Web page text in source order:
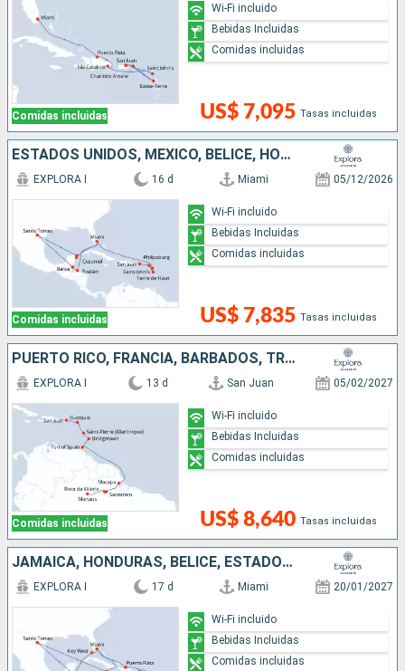
Comidas incluidas US$ 7,095 Tasas incluidas
Wi-Fi incluido
Bebidas Incluidas
Comidas incluidas
ESTADOS UNIDOS, MÉXICO, BELICE, HONDURAS, ANTIGUA Y BARBUDA, SAN MARTÍN, PUERTO RICO
Comidas incluidas
EXPLORA I 16 d Miami 05/12/2026
US$ 7,835 Tasas incluidas
Wi-Fi incluido
Bebidas Incluidas
Comidas incluidas
PUERTO RICO, FRANCIA, BARBADOS, TRINIDAD Y TOBAGO, BRASIL
Comidas incluidas
EXPLORA I 13 d San Juan 05/02/2027
US$ 8,640 Tasas incluidas
Wi-Fi incluido
Bebidas Incluidas
Comidas incluidas
JAMAICA, HONDURAS, BELICE, ESTADOS UNIDOS, REPÚBLICA DOMINICANA, SAN MARTÍN, PUERTO RICO
EXPLORA I 17 d Miami 20/01/2027
Wi-Fi incluido
Bebidas Incluidas
Comidas incluidas